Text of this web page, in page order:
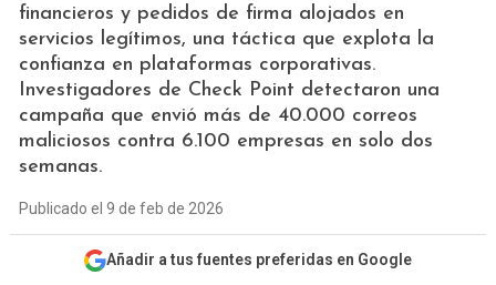
financieros y pedidos de firma alojados en
servicios legítimos, una táctica que explota la
confianza en plataformas corporativas.
Investigadores de Check Point detectaron una
campaña que envió más de 40.000 correos
maliciosos contra 6.100 empresas en solo dos
semanas.
Publicado el 9 de feb de 2026
Añadir a tus fuentes preferidas en Google